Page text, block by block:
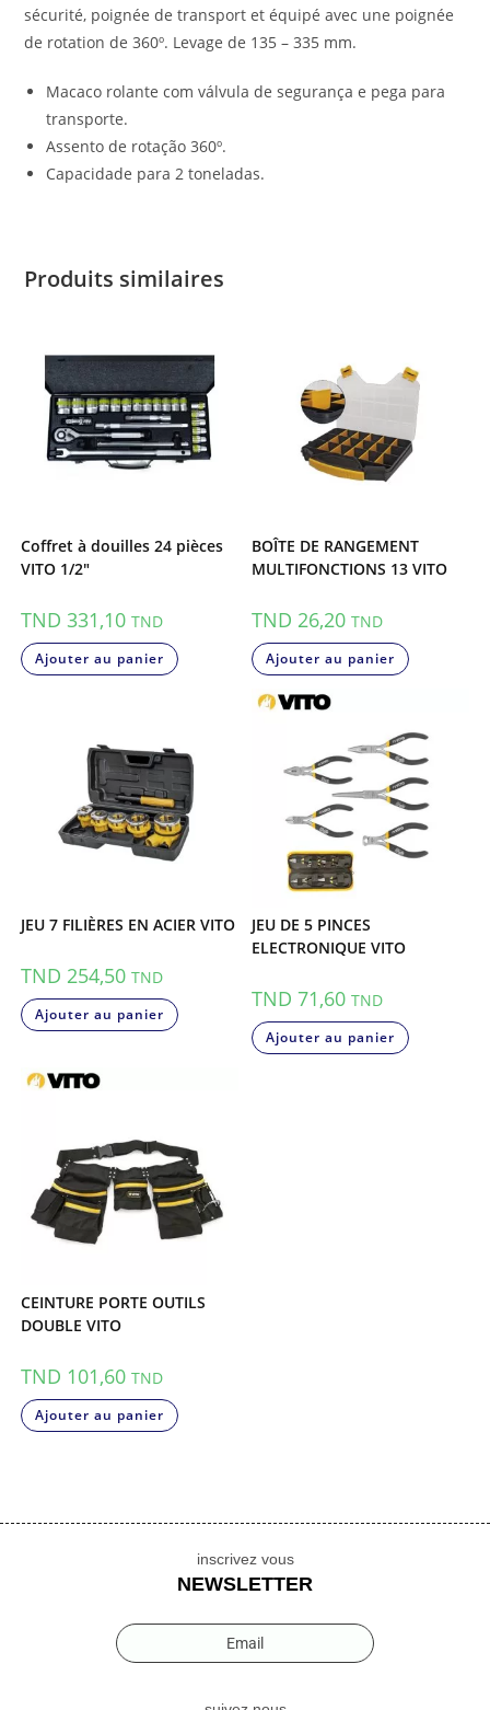
sécurité, poignée de transport et équipé avec une poignée
de rotation de 360º. Levage de 135 – 335 mm.
Macaco rolante com válvula de segurança e pega para
transporte.
Assento de rotação 360º.
Capacidade para 2 toneladas.
Produits similaires
Coffret à douilles 24 pièces
VITO 1/2″
TND 331,10 TND
Ajouter au panier
BOÎTE DE RANGEMENT
MULTIFONCTIONS 13 VITO
TND 26,20 TND
Ajouter au panier
JEU 7 FILIÈRES EN ACIER VITO
TND 254,50 TND
Ajouter au panier
JEU DE 5 PINCES
ELECTRONIQUE VITO
TND 71,60 TND
Ajouter au panier
CEINTURE PORTE OUTILS
DOUBLE VITO
TND 101,60 TND
Ajouter au panier
inscrivez vous
NEWSLETTER
Email